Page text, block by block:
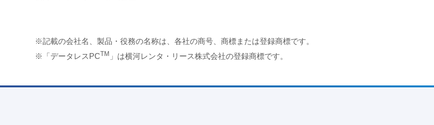
※記載の会社名、製品・役務の名称は、各社の商号、商標または登録商標です。
※「データレスPCTM 」は横河レンタ・リース株式会社の登録商標です。